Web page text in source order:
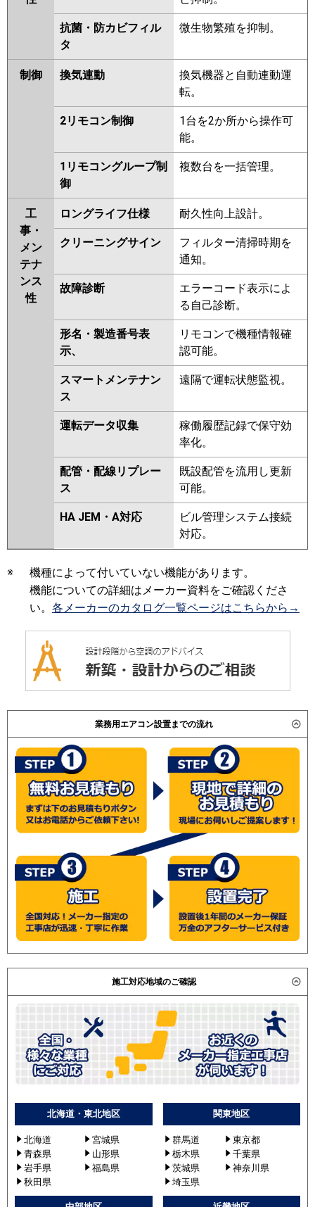
抗菌・防カビフィル
タ
微生物繁殖を抑制。
制御 換気連動
換気機器と自動連動運
転。
2リモコン制御
1台を2か所から操作可
能。
1リモコングループ制
御
複数台を一括管理。
工
事・
メン
テナ
ンス
性
ロングライフ仕様 耐久性向上設計。
クリーニングサイン
フィルター清掃時期を
通知。
故障診断
エラーコード表示によ
る自己診断。
形名・製造番号表
示、
リモコンで機種情報確
認可能。
スマートメンテナン
ス
遠隔で運転状態監視。
運転データ収集
稼働履歴記録で保守効
率化。
配管・配線リプレー
ス
既設配管を流用し更新
可能。
HA JEM・A対応
ビル管理システム接続
対応。
※
機種によって付いていない機能があります。
機能についての詳細はメーカー資料をご確認くださ
い。 各メーカーのカタログ一覧ページはこちらから→
業務用エアコン設置までの流れ
施工対応地域のご確認
北海道・東北地区
北海道
宮城県
青森県
山形県
岩手県
福島県
秋田県
関東地区
群馬道
東京都
栃木県
千葉県
茨城県
神奈川県
埼玉県